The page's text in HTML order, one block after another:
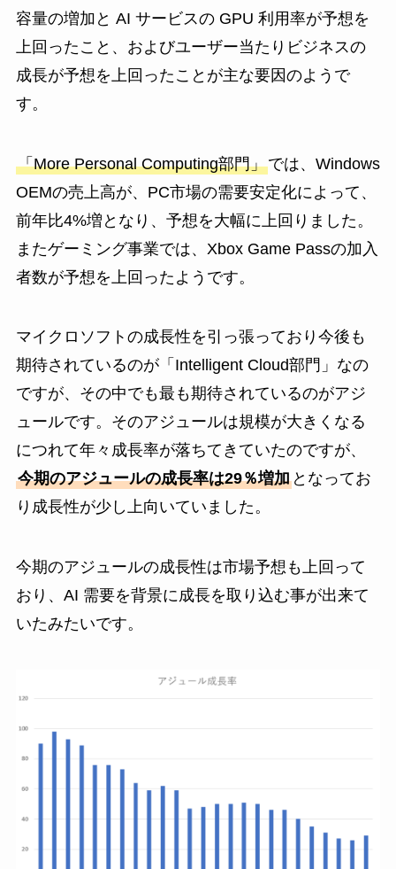
容量の増加と AI サービスの GPU 利用率が予想を
上回ったこと、およびユーザー当たりビジネスの
成長が予想を上回ったことが主な要因のようで
す。
「More Personal Computing部門」では、Windows
OEMの売上高が、PC市場の需要安定化によって、
前年比4%増となり、予想を大幅に上回りました。
またゲーミング事業では、Xbox Game Passの加入
者数が予想を上回ったようです。
マイクロソフトの成長性を引っ張っており今後も
期待されているのが「Intelligent Cloud部門」なの
ですが、その中でも最も期待されているのがアジ
ュールです。そのアジュールは規模が大きくなる
につれて年々成長率が落ちてきていたのですが、
今期のアジュールの成長率は29％増加となってお
り成長性が少し上向いていました。
今期のアジュールの成長性は市場予想も上回って
おり、AI 需要を背景に成長を取り込む事が出来て
いたみたいです。